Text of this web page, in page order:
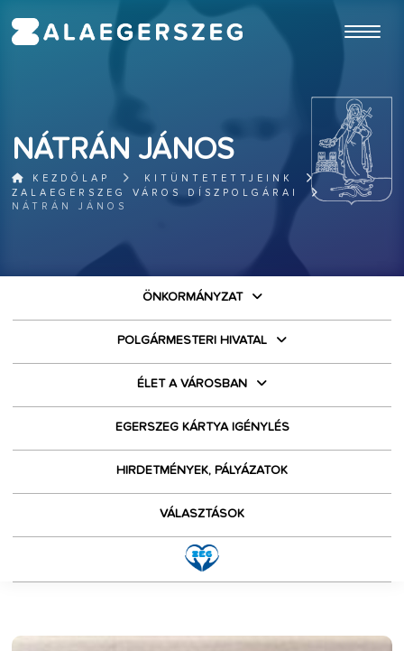
NÁTRÁN JÁNOS
KEZDŐLAP
KITÜNTETETTJEINK
ZALAEGERSZEG VÁROS DÍSZPOLGÁRAI
NÁTRÁN JÁNOS
ÖNKORMÁNYZAT
POLGÁRMESTERI HIVATAL
ÉLET A VÁROSBAN
EGERSZEG KÁRTYA IGÉNYLÉS
HIRDETMÉNYEK, PÁLYÁZATOK
VÁLASZTÁSOK